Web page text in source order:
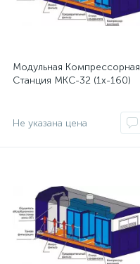
Модульная Компрессорная
Станция МКС-32 (1x-160)
Не указана цена